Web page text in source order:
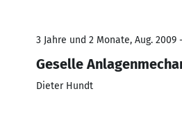
3 Jahre und 2 Monate, Aug. 2009
Geselle
Dieter Hundt